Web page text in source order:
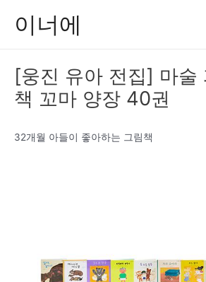
이너에
[웅진 유아 전집] 마술
책 꼬마 양장 40권
32개월 아들이 좋아하는 그림책